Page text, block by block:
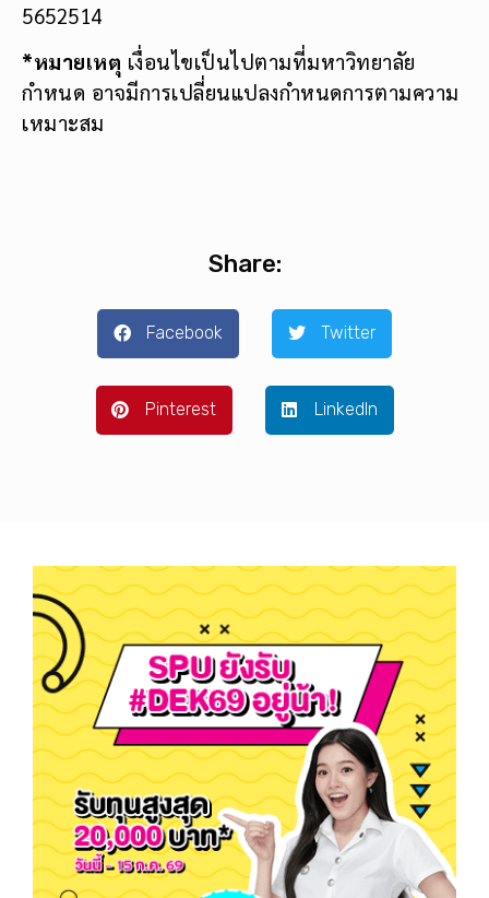
5652514
*หมายเหตุ เงื่อนไขเป็นไปตามที่มหาวิทยาลัย
กำหนด อาจมีการเปลี่ยนแปลงกำหนดการตามความ
เหมาะสม
Share:
Facebook Twitter
Pinterest LinkedIn